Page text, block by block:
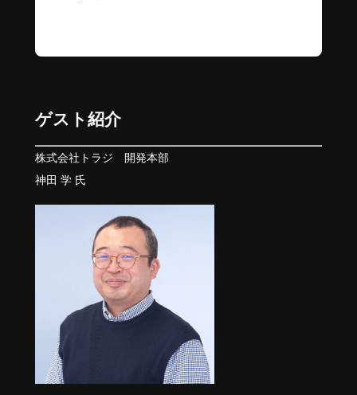
ゲスト紹介
株式会社トラジ 開発本部
神田 学 氏